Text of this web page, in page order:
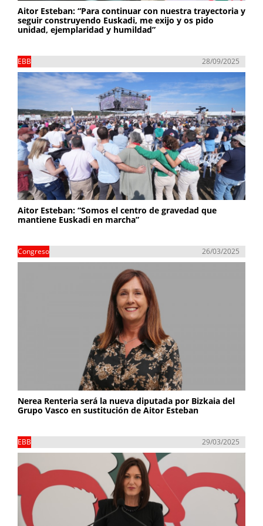
Aitor Esteban: “Para continuar con nuestra trayectoria y
seguir construyendo Euskadi, me exijo y os pido
unidad, ejemplaridad y humildad”
EBB 28/09/2025
Aitor Esteban: “Somos el centro de gravedad que
mantiene Euskadi en marcha”
Congreso 26/03/2025
Nerea Renteria será la nueva diputada por Bizkaia del
Grupo Vasco en sustitución de Aitor Esteban
EBB 29/03/2025